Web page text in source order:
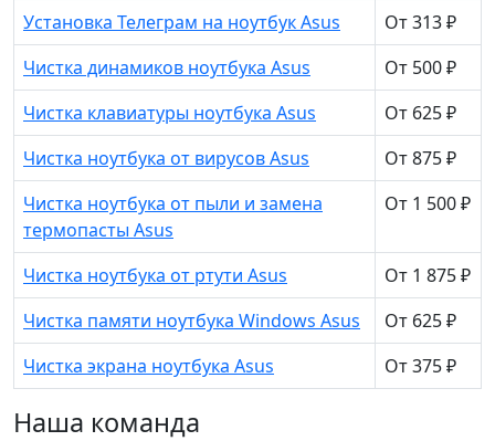
Установка Телеграм на ноутбук Asus
От 313 ₽
Чистка динамиков ноутбука Asus
От 500 ₽
Чистка клавиатуры ноутбука Asus
От 625 ₽
Чистка ноутбука от вирусов Asus
От 875 ₽
Чистка ноутбука от пыли и замена
термопасты Asus
От 1 500 ₽
Чистка ноутбука от ртути Asus
От 1 875 ₽
Чистка памяти ноутбука Windows Asus
От 625 ₽
Чистка экрана ноутбука Asus
От 375 ₽
Наша команда